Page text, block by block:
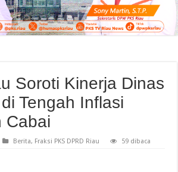
Soroti Kinerja Dinas
Tengah Inflasi
Cabai
Berita, Fraksi PKS DPRD Riau 59 dibaca